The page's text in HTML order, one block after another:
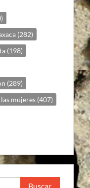
(282)
(198)
(289)
mujeres (407)
Buscar: